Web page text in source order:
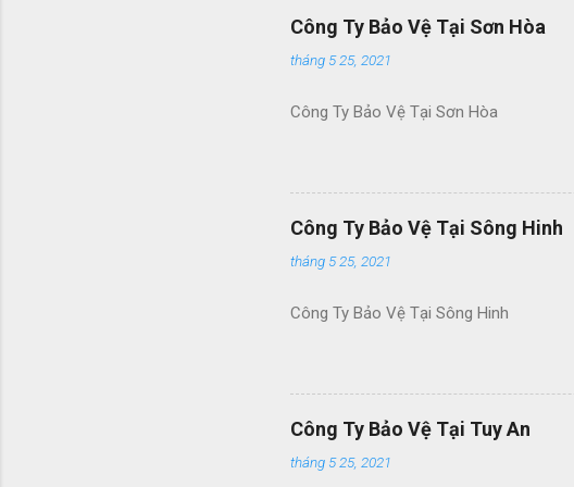
Công Ty Bảo Vệ Tại Sơn Hòa
tháng 5 25, 2021
Công Ty Bảo Vệ Tại Sơn Hòa
Công Ty Bảo Vệ Tại Sông Hinh
tháng 5 25, 2021
Công Ty Bảo Vệ Tại Sông Hinh
Công Ty Bảo Vệ Tại Tuy An
tháng 5 25, 2021